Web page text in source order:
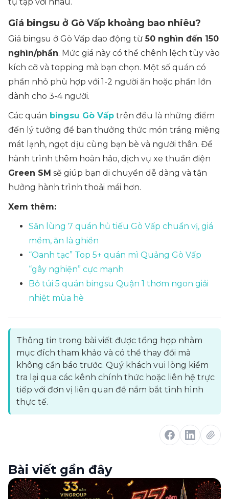
Giá bingsu ở Gò Vấp khoảng bao nhiêu?
Giá bingsu ở Gò Vấp dao động từ 50 nghìn đến 150
nghìn/phần. Mức giá này có thể chênh lệch tùy vào
kích cỡ và topping mà bạn chọn. Một số quán có
phần nhỏ phù hợp với 1-2 người ăn hoặc phần lớn
dành cho 3-4 người.
Các quán bingsu Gò Vấp trên đều là những điểm
đến lý tưởng để bạn thưởng thức món tráng miệng
mát lạnh, ngọt dịu cùng bạn bè và người thân. Để
hành trình thêm hoàn hảo, dịch vụ xe thuần điện
Green SM sẽ giúp bạn di chuyển dễ dàng và tận
hưởng hành trình thoải mái hơn.
Xem thêm:
Săn lùng 7 quán hủ tiếu Gò Vấp chuẩn vị, giá
mềm, ăn là ghiền
“Oanh tạc” Top 5+ quán mì Quảng Gò Vấp
“gây nghiện” cực mạnh
Bỏ túi 5 quán bingsu Quận 1 thơm ngon giải
nhiệt mùa hè
Thông tin trong bài viết được tổng hợp nhằm
mục đích tham khảo và có thể thay đổi mà
không cần báo trước. Quý khách vui lòng kiểm
tra lại qua các kênh chính thức hoặc liên hệ trực
tiếp với đơn vị liên quan để nắm bắt tình hình
thực tế.
Bài viết gần đây